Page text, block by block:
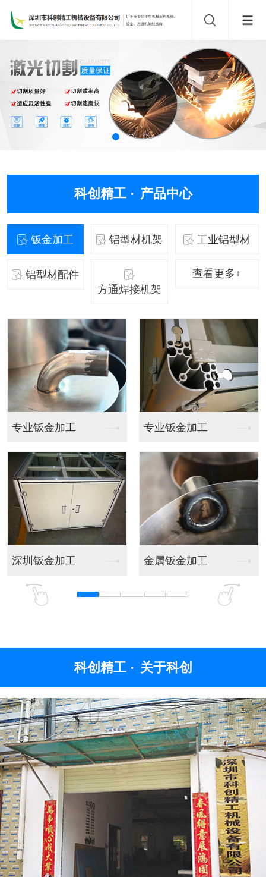
科创精工 · 产品中心
钣金加工 铝型材机架 工业铝型材
铝型材配件
方通焊接机架
查看更多+
专业钣金加工 专业钣金加工
深圳钣金加工 金属钣金加工
科创精工 · 关于科创